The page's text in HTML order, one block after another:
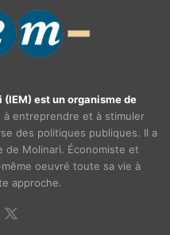
est un organisme de
à entreprendre et à stimuler
des politiques publiques. Il a
de Molinari. Économiste et
oeuvré toute sa vie à
approche.